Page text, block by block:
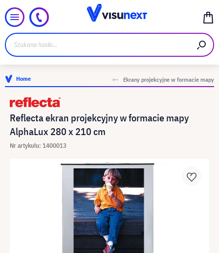
Home Ekrany projekcyjne w formacie mapy
Reflecta ekran projekcyjny w formacie mapy
AlphaLux 280 x 210 cm
Nr artykułu: 1400013